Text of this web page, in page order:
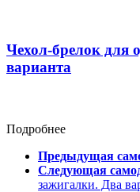
Чехол-брелок для
варианта
Подробнее
Предыдущая
Следующая
зажигалки. Два